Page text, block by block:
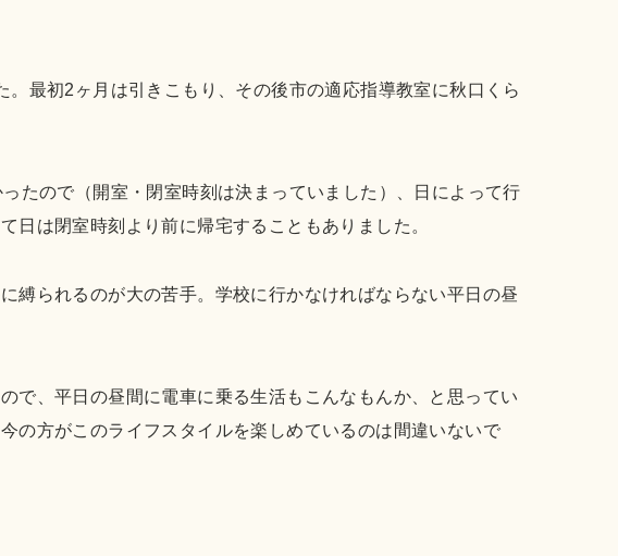
最初2ヶ月は引きこもり、その後市の適応指導教室に秋口くら
たので（開室・閉室時刻は決まっていました）、日によって行
日は閉室時刻より前に帰宅することもありました。
縛られるのが大の苦手。学校に行かなければならない平日の昼
で、平日の昼間に電車に乗る生活もこんなもんか、と思ってい
の方がこのライフスタイルを楽しめているのは間違いないで